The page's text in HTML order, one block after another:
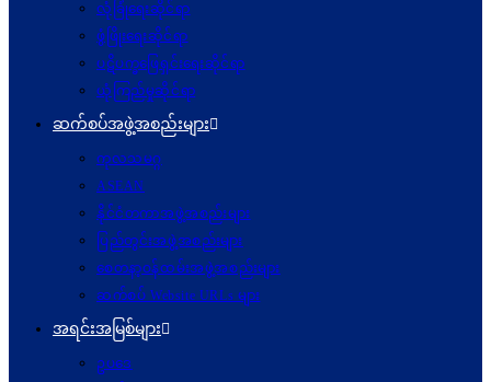
လုံခြုံရေးဆိုင်ရာ
ဖွံဖြိုးရေးဆိုင်ရာ
ပဋိပက္ခ‌ဖြေရှင်းရေးဆိုင်ရာ
ယုံကြည်မှုဆိုင်ရာ
ဆက်စပ်အဖွဲ့အစည်းများ
ကုလသမဂ္ဂ
ASEAN
နိုင်ငံတကာအဖွဲ့အစည်းများ
ပြည်တွင်းအဖွဲ့အစည်းများ
စေတနာ့ဝန်ထမ်းအဖွဲ့အစည်းများ
ဆက်စပ် Website URLs များ
အရင်းအမြစ်များ
ဥပဒေ